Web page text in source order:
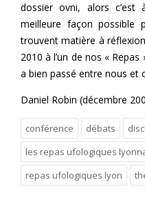
dossier ovni, alors
meilleure façon possible
trouvent matière à
2010 à l’un de nos «
a bien passé entre nous et
Daniel Robin (décembre
conférence débats
les repas ufologiques
repas ufologiques lyon